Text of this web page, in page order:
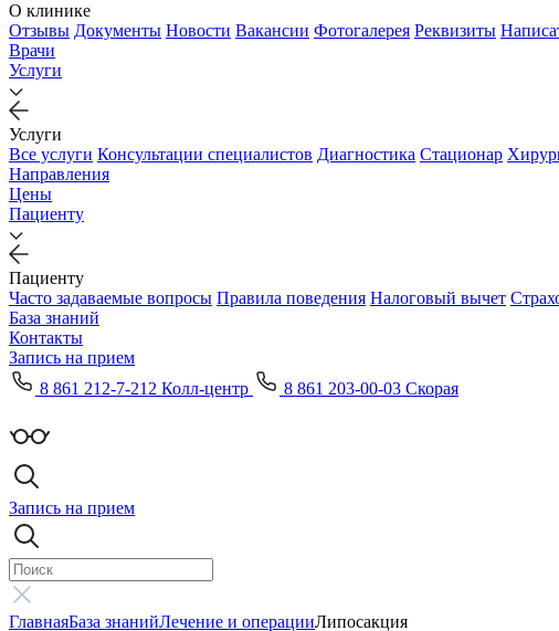
О клинике
Отзывы Документы Новости Вакансии Фотогалерея Реквизиты
Врачи
Услуги
Услуги
Все услуги Консультации специалистов Диагностика Стационар
Направления
Цены
Пациенту
Пациенту
Часто задаваемые вопросы Правила поведения Налоговый вычет
База знаний
Контакты
Запись на прием
8 861 212-7-212 Колл-центр
8 861 203-00-03 Скорая
Запись на прием
ГлавнаяБаза знанийЛечение и операцииЛипосакция